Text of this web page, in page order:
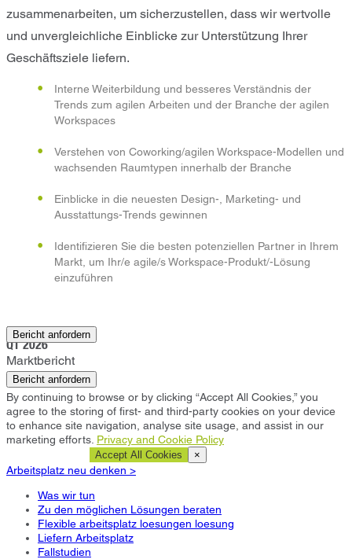
zusammenarbeiten, um sicherzustellen, dass wir wertvolle
und unvergleichliche Einblicke zur Unterstützung Ihrer
Geschäftsziele liefern.
Interne Weiterbildung und besseres Verständnis der
Trends zum agilen Arbeiten und der Branche der agilen
Workspaces
Verstehen von Coworking/agilen Workspace-Modellen und
wachsenden Raumtypen innerhalb der Branche
Einblicke in die neuesten Design-, Marketing- und
Ausstattungs-Trends gewinnen
Identifizieren Sie die besten potenziellen Partner in Ihrem
Markt, um Ihr/e agile/s Workspace-Produkt/-Lösung
einzuführen
Bericht anfordern
Minneapolis
Q1 2026
Marktbericht
Bericht anfordern
By continuing to browse or by clicking “Accept All Cookies,” you
agree to the storing of first- and third-party cookies on your device
to enhance site navigation, analyse site usage, and assist in our
marketing efforts. Privacy and Cookie Policy
Accept All Cookies ×
Arbeitsplatz neu denken >
Was wir tun
Zu den möglichen Lösungen beraten
Flexible arbeitsplatz loesungen loesung
Liefern Arbeitsplatz
Fallstudien